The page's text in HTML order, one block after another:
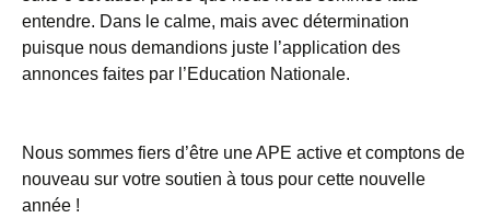
entendre. Dans le calme, mais avec détermination
puisque nous demandions juste l’application des
annonces faites par l’Education Nationale.
Nous sommes fiers d’être une APE active et comptons de
nouveau sur votre soutien à tous pour cette nouvelle
année !